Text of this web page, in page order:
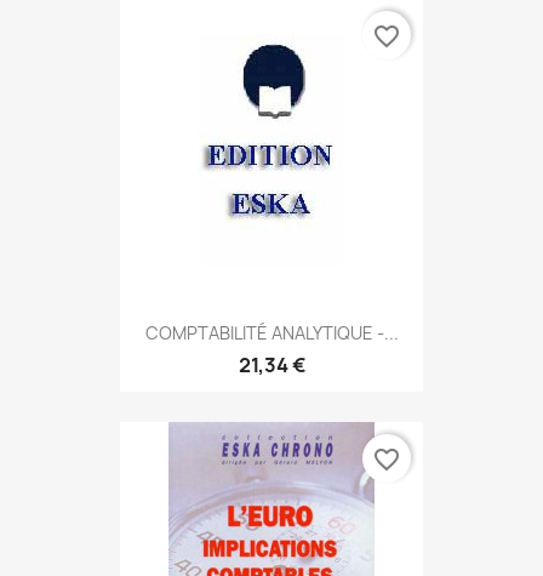
COMPTABILITÉ ANALYTIQUE -...
21,34 €
favorite_border
favorite_border